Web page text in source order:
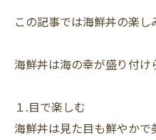
この記事では海鮮丼の楽し
海鮮丼は海の幸が盛り付け
１.目で楽しむ
海鮮丼は見た目も鮮やかで